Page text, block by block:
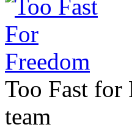
Too Fast for
team